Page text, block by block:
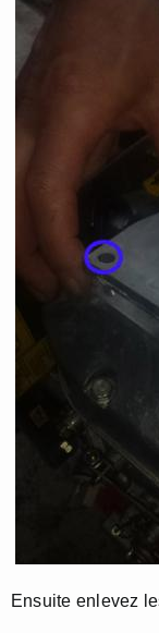
Ensuite enlevez